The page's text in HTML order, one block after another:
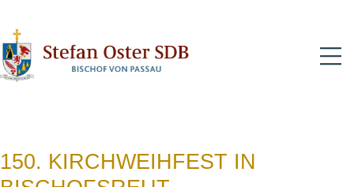
150. KIRCHWEIHFEST IN